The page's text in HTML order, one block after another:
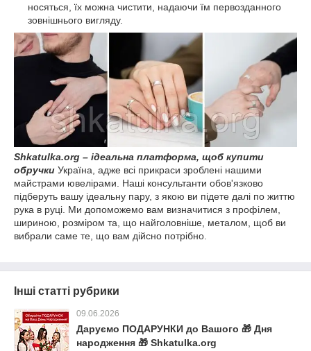
носяться, їх можна чистити, надаючи їм первозданного
зовнішнього вигляду.
Shkatulka.org – ідеальна платформа, щоб купити
обручки Україна, адже всі прикраси зроблені нашими
майстрами ювелірами. Наші консультанти обов'язково
підберуть вашу ідеальну пару, з якою ви підете далі по життю
рука в руці. Ми допоможемо вам визначитися з профілем,
шириною, розміром та, що найголовніше, металом, щоб ви
вибрали саме те, що вам дійсно потрібно.
Інші статті рубрики
09.06.2026
Даруємо ПОДАРУНКИ до Вашого 🎁 Дня
народження 🎁 Shkatulka.org